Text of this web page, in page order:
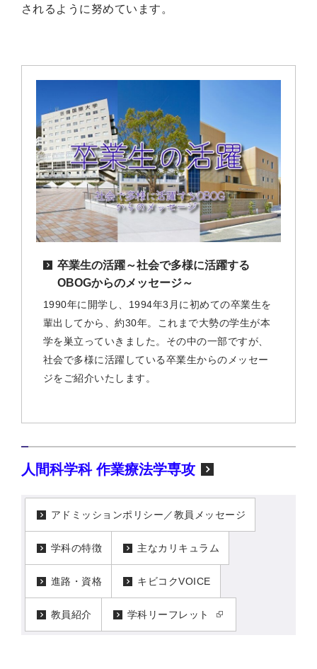
されるように努めています。
卒業生の活躍～社会で多様に活躍する
OBOGからのメッセージ～
1990年に開学し、1994年3月に初めての卒業生を
輩出してから、約30年。これまで大勢の学生が本
学を巣立っていきました。その中の一部ですが、
社会で多様に活躍している卒業生からのメッセー
ジをご紹介いたします。
人間科学科 作業療法学専攻
アドミッションポリシー／教員メッセージ
学科の特徴 主なカリキュラム
進路・資格 キビコクVOICE
教員紹介 学科リーフレット